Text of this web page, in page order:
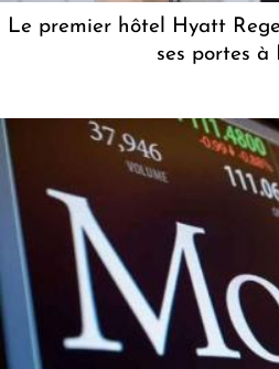
Le premier hôtel Hyatt
ses portes à